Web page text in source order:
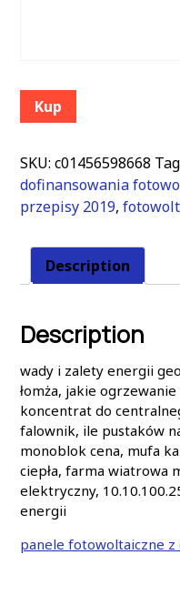
Kup
SKU: c01456598668
dofinansowania
przepisy 2019,
Description
Description
wady i zalety energii
łomża, jakie
koncentrat do
falownik, ile pustaków
monoblok cena, mufa
ciepła, farma wiatrowa
elektryczny,
energii
panele fotowoltaiczne z